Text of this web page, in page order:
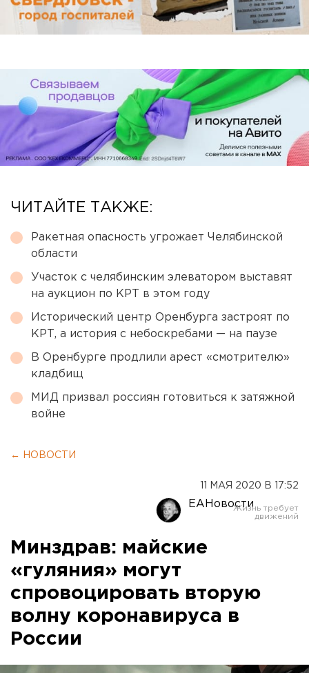
ЧИТАЙТЕ ТАКЖЕ:
Ракетная опасность угрожает Челябинской
области
Участок с челябинским элеватором выставят
на аукцион по КРТ в этом году
Исторический центр Оренбурга застроят по
КРТ, а история с небоскребами — на паузе
В Оренбурге продлили арест «смотрителю»
кладбищ
МИД призвал россиян готовиться к затяжной
войне
← НОВОСТИ
11 МАЯ 2020 В 17:52
ЕАНовости
Минздрав: майские
«гуляния» могут
спровоцировать вторую
волну коронавируса в
России